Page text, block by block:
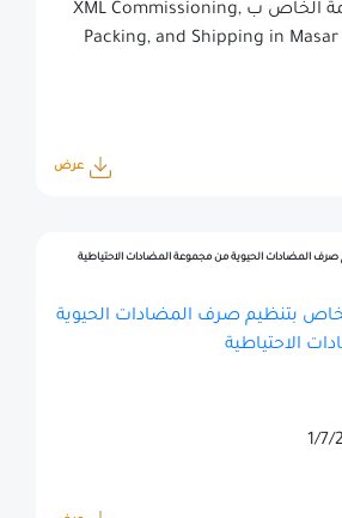
اشعار متلقي الخدمة الخاص ب XML Commissioning,
Packing, and Shipping in Masar
عرض
صرف المضادات الحيوية من مجموعة المضادات الاحتياطية
بتنظيم صرف المضادات الحيوية
الاحتياطية